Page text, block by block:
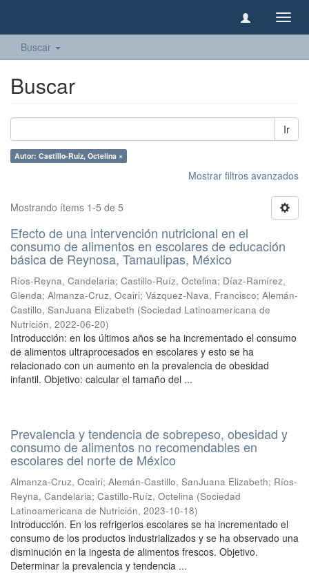
Buscar
Buscar
Ir
Autor: Castillo-Ruíz, Octelina ×
Mostrar filtros avanzados
Mostrando ítems 1-5 de 5
Efecto de una intervención nutricional en el
consumo de alimentos en escolares de educación
básica de Reynosa, Tamaulipas, México
Ríos-Reyna, Candelaria; Castillo-Ruíz, Octelina; Díaz-Ramírez,
Glenda; Almanza-Cruz, Ocairi; Vázquez-Nava, Francisco; Alemán-
Castillo, SanJuana Elizabeth (Sociedad Latinoamericana de
Nutrición, 2022-06-20)
Introducción: en los últimos años se ha incrementado el consumo
de alimentos ultraprocesados en escolares y esto se ha
relacionado con un aumento en la prevalencia de obesidad
infantil. Objetivo: calcular el tamaño del ...
Prevalencia y tendencia de sobrepeso, obesidad y
consumo de alimentos no recomendables en
escolares del norte de México
Almanza-Cruz, Ocairi; Alemán-Castillo, SanJuana Elizabeth; Ríos-
Reyna, Candelaria; Castillo-Ruíz, Octelina (Sociedad
Latinoamericana de Nutrición, 2023-10-18)
Introducción. En los refrigerios escolares se ha incrementado el
consumo de los productos industrializados y se ha observado una
disminución en la ingesta de alimentos frescos. Objetivo.
Determinar la prevalencia y tendencia ...